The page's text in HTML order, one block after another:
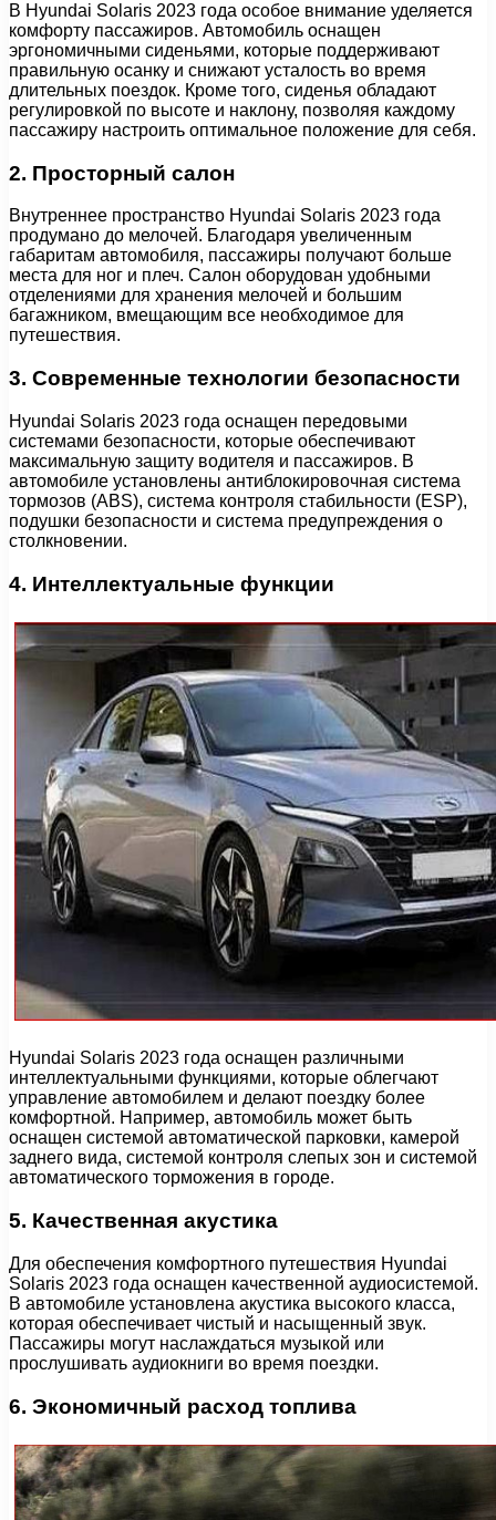
В Hyundai Solaris 2023 года особое внимание уделяется
комфорту пассажиров. Автомобиль оснащен
эргономичными сиденьями, которые поддерживают
правильную осанку и снижают усталость во время
длительных поездок. Кроме того, сиденья обладают
регулировкой по высоте и наклону, позволяя каждому
пассажиру настроить оптимальное положение для себя.
2. Просторный салон
Внутреннее пространство Hyundai Solaris 2023 года
продумано до мелочей. Благодаря увеличенным
габаритам автомобиля, пассажиры получают больше
места для ног и плеч. Салон оборудован удобными
отделениями для хранения мелочей и большим
багажником, вмещающим все необходимое для
путешествия.
3. Современные технологии безопасности
Hyundai Solaris 2023 года оснащен передовыми
системами безопасности, которые обеспечивают
максимальную защиту водителя и пассажиров. В
автомобиле установлены антиблокировочная система
тормозов (ABS), система контроля стабильности (ESP),
подушки безопасности и система предупреждения о
столкновении.
4. Интеллектуальные функции
Hyundai Solaris 2023 года оснащен различными
интеллектуальными функциями, которые облегчают
управление автомобилем и делают поездку более
комфортной. Например, автомобиль может быть
оснащен системой автоматической парковки, камерой
заднего вида, системой контроля слепых зон и системой
автоматического торможения в городе.
5. Качественная акустика
Для обеспечения комфортного путешествия Hyundai
Solaris 2023 года оснащен качественной аудиосистемой.
В автомобиле установлена акустика высокого класса,
которая обеспечивает чистый и насыщенный звук.
Пассажиры могут наслаждаться музыкой или
прослушивать аудиокниги во время поездки.
6. Экономичный расход топлива